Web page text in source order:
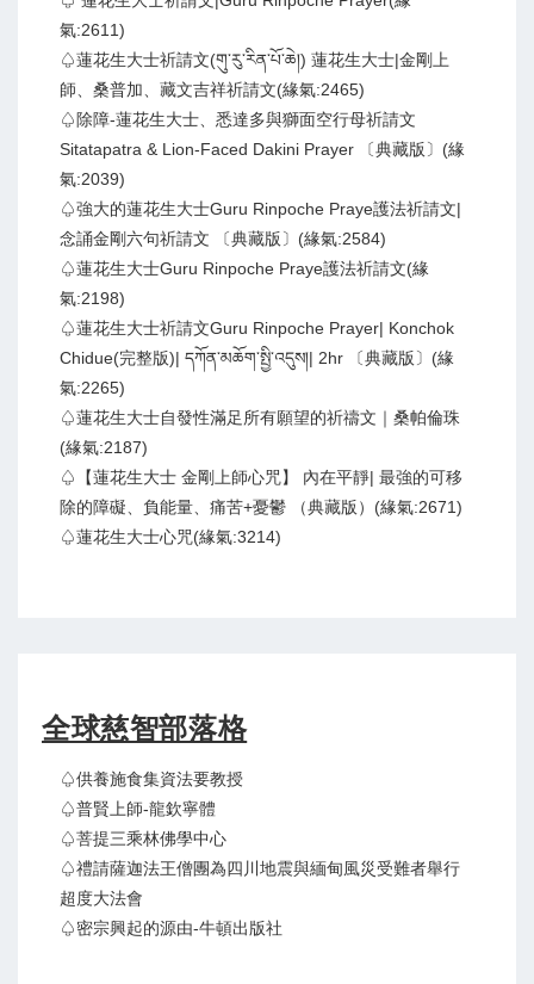
氣:2611)
♤蓮花生大士祈請文(གུ་རུ་རིན་པོ་ཆེ།) 蓮花生大士|金剛上
師、桑普加、藏文吉祥祈請文(緣氣:2465)
♤除障-蓮花生大士、悉達多與獅面空行母祈請文
Sitatapatra & Lion-Faced Dakini Prayer 〔典藏版〕(緣
氣:2039)
♤強大的蓮花生大士Guru Rinpoche Praye護法祈請文|
念誦金剛六句祈請文 〔典藏版〕(緣氣:2584)
♤蓮花生大士Guru Rinpoche Praye護法祈請文(緣
氣:2198)
♤蓮花生大士祈請文Guru Rinpoche Prayer| Konchok
Chidue(完整版)| དཀོན་མཆོག་སྤྱི་འདུས།| 2hr 〔典藏版〕(緣
氣:2265)
♤蓮花生大士自發性滿足所有願望的祈禱文｜桑帕倫珠
(緣氣:2187)
♤【蓮花生大士 金剛上師心咒】 內在平靜| 最強的可移
除的障礙、負能量、痛苦+憂鬱 （典藏版）(緣氣:2671)
♤蓮花生大士心咒(緣氣:3214)
全球慈智部落格
♤供養施食集資法要教授
♤普賢上師-龍欽寧體
♤菩提三乘林佛學中心
♤禮請薩迦法王僧團為四川地震與緬甸風災受難者舉行
超度大法會
♤密宗興起的源由-牛頓出版社